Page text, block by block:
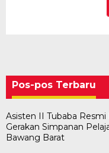
Pos-pos Terbaru
Asisten II Tubaba Resmi
Gerakan Simpanan
Bawang Barat